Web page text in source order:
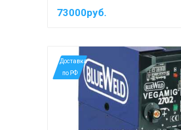
73000руб.
*Доставка
по РФ